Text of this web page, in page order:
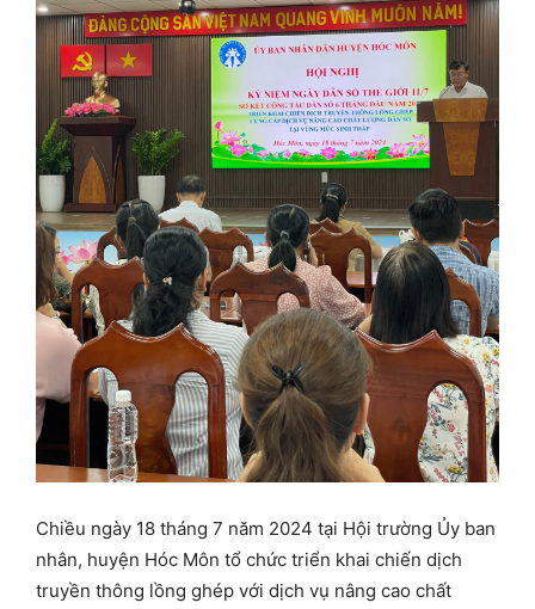
Chiều ngày 18 tháng 7 năm 2024 tại Hội trường Ủy ban
nhân, huyện Hóc Môn tổ chức triển khai chiến dịch
truyền thông lồng ghép với dịch vụ nâng cao chất